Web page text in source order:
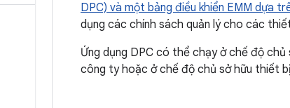
DPC) và một bảng điều khiển EMM dựa
dụng các chính sách quản lý cho các
Ứng dụng DPC có thể chạy ở chế độ
công ty hoặc ở chế độ chủ sở hữu thiết